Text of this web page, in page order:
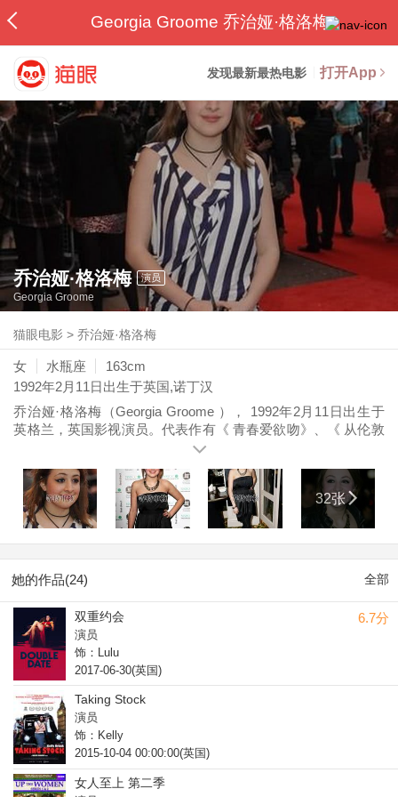
Georgia Groome 乔治娅·格洛梅
发现最新最热电影 打开App
乔治娅·格洛梅 演员
Georgia Groome
猫眼电影 >乔治娅·格洛梅
女 水瓶座
163cm
1992年2月11日 出生于英国,诺丁汉
乔治娅·格洛梅（Georgia Groome ）， 1992年2月11日出生于
英格兰，英国影视演员。代表作有《 青春爱欲吻》、《 从伦敦
到布莱顿》、《 农家小屋/小屋惊魂》等。
32张
她的作品(24) 全部
6.7分
双重约会
演员
饰：Lulu
2017-06-30(英国)
Taking Stock
演员
饰：Kelly
2015-10-04 00:00:00(英国)
女人至上 第二季